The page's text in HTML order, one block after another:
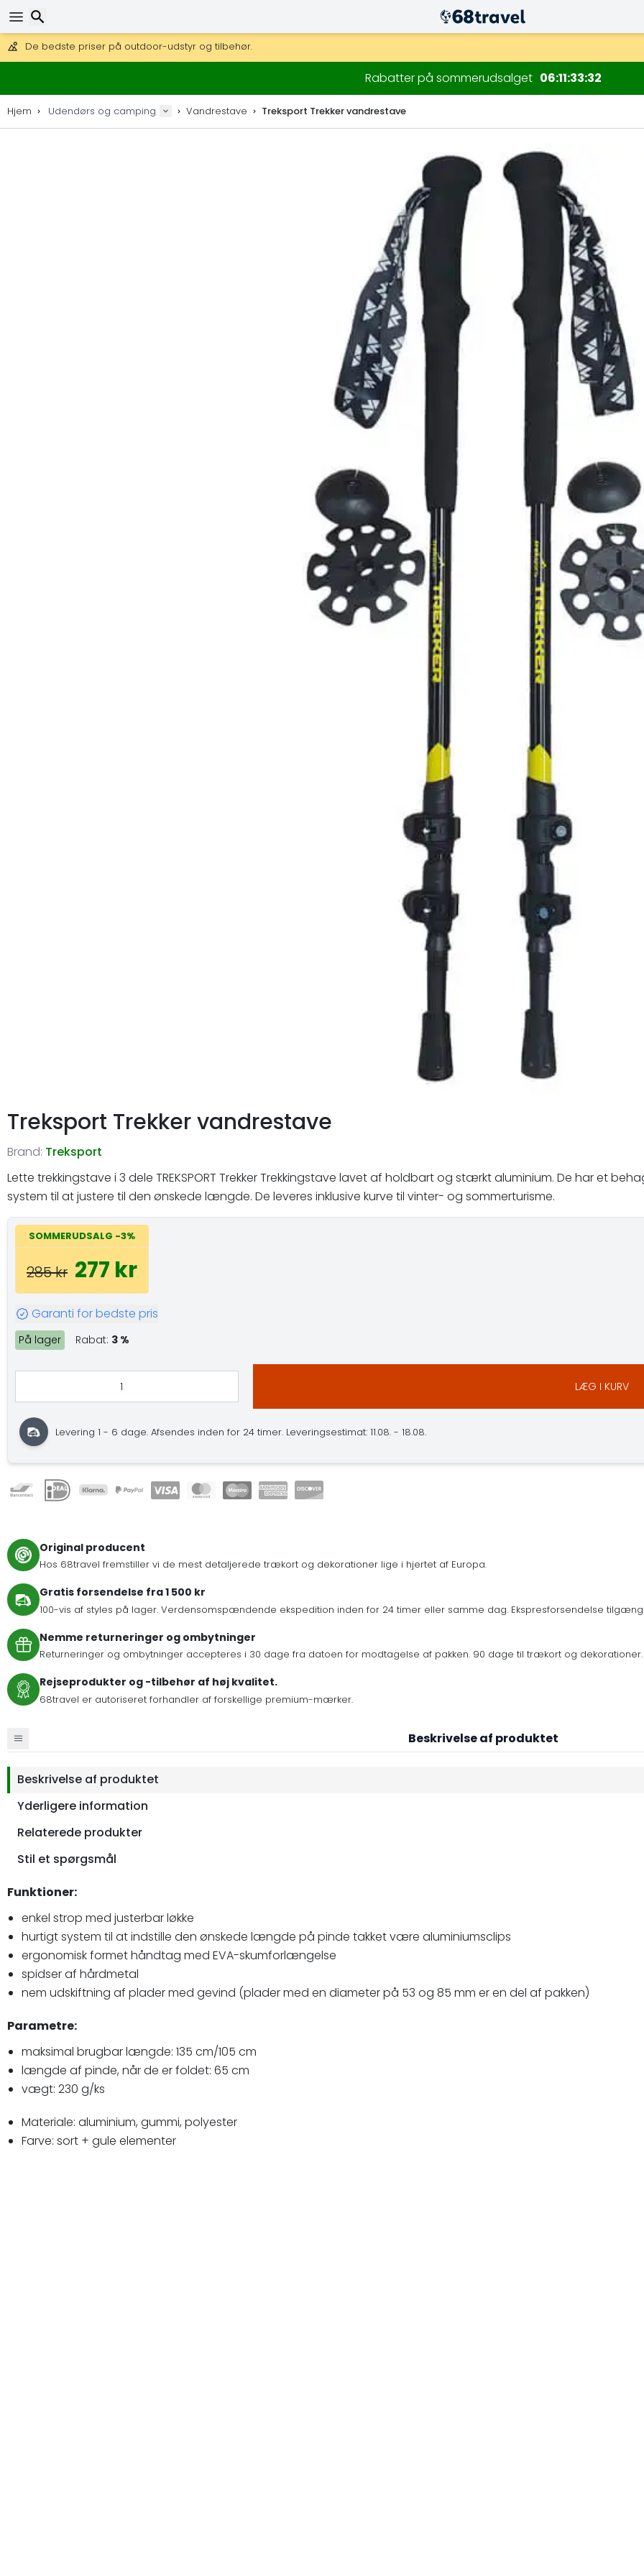
DHL Express fra dag til dag er også tilgængelig.
30 dages returret, 90 dage for trækort og dekorationer.
De bedste priser på outdoor-udstyr og tilbehør.
Rabatter på sommerudsalget 06113331
Hjem Udendørs og camping Vandrestave Treksport Trekker vandrestave
Treksport Trekker vandrestave
Brand: Treksport
Lette trekkingstave i 3 dele TREKSPORT Trekker Trekkingstave lavet af holdbart og stærkt aluminium. De har et
system til at justere til den ønskede længde. De leveres inklusive kurve til vinter- og sommerturisme.
SOMMERUDSALG -3%
285 kr 277 kr
Garanti for bedste pris
På lager Rabat: 3 %
LÆG I KURV
Levering 1 - 6 dage. Afsendes inden for 24 timer. Leveringsestimat: 11.08. - 18.08.
Original producent
Hos 68travel fremstiller vi de mest detaljerede trækort og dekorationer lige i hjertet af Europa.
Gratis forsendelse fra 1 500 kr
100-vis af styles på lager. Verdensomspændende ekspedition inden for 24 timer eller samme dag. Ekspresforsendelse
Nemme returneringer og ombytninger
Returneringer og ombytninger accepteres i 30 dage fra datoen for modtagelse af pakken. 90 dage til trækort og dekorationer.
Rejseprodukter og -tilbehør af høj kvalitet.
68travel er autoriseret forhandler af forskellige premium-mærker.
Beskrivelse af produktet
Beskrivelse af produktet
Yderligere information
Relaterede produkter
Stil et spørgsmål
Funktioner:
enkel strop med justerbar løkke
hurtigt system til at indstille den ønskede længde på pinde takket være aluminiumsclips
ergonomisk formet håndtag med EVA-skumforlængelse
spidser af hårdmetal
nem udskiftning af plader med gevind (plader med en diameter på 53 og 85 mm er en del af pakken)
Parametre:
maksimal brugbar længde: 135 cm/105 cm
længde af pinde, når de er foldet: 65 cm
vægt: 230 g/ks
Materiale: aluminium, gummi, polyester
Farve: sort + gule elementer
Søg efter